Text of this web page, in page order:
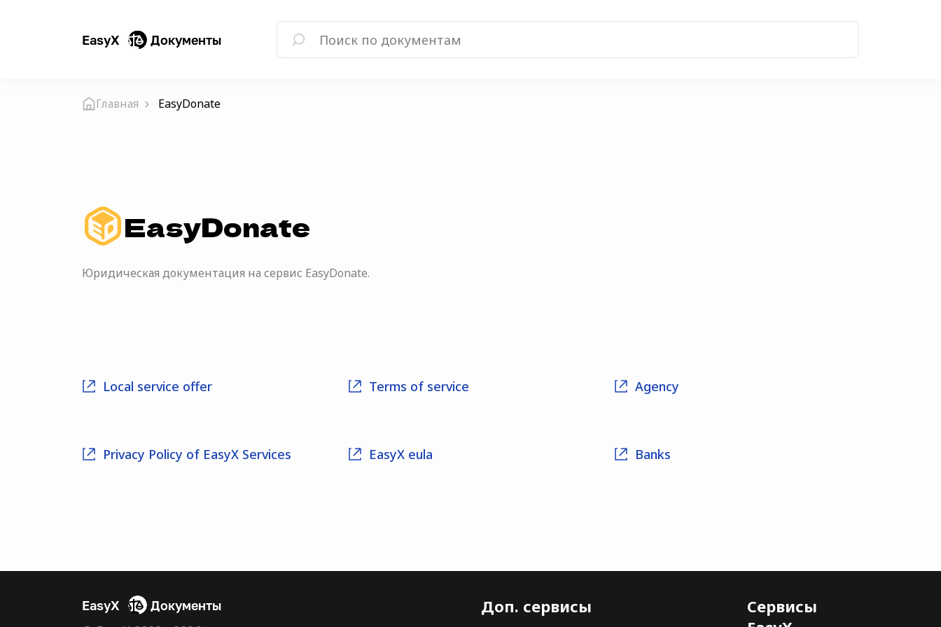
EasyX Документы
Главная EasyDonate
EasyDonate
Юридическая документация на сервис EasyDonate.
Local ser­vice offer Terms of service Agency
Pri­va­cy Pol­i­cy of EasyX Services EasyX eula Banks
EasyX Документы Доп. сервисы
Сервисы